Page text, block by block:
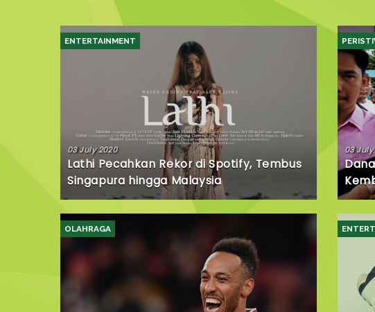
ENTERTAINMENT
03 July 2020
Lathi Pecahkan Rekor di Spotify, Tembus
Singapura hingga Malaysia
03 July
OLAHRAGA